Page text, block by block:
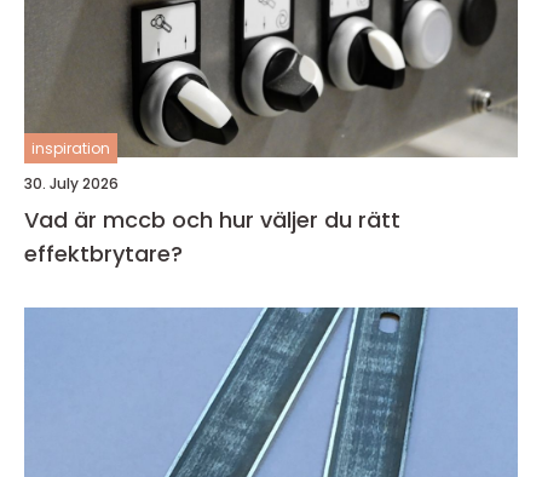
inspiration
30. July 2026
Vad är mccb och hur väljer du rätt
effektbrytare?